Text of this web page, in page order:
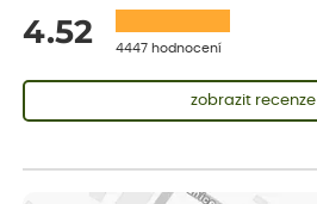
4.52 4447 hodnocení
zobrazit recenze